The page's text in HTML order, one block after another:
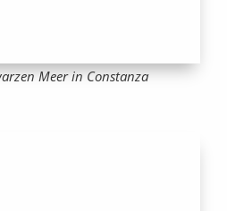
Meer in Constanza